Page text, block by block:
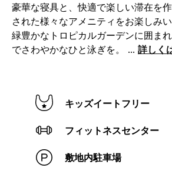
豪華な寝具と、快適で楽しい滞在を
された様々なアメニティをお楽しみい
緑豊かなトロピカルガーデンに囲ま
でさわやかなひと泳ぎを。
... 詳しく
キッズイートフリー
フィットネスセンター
敷地内駐車場